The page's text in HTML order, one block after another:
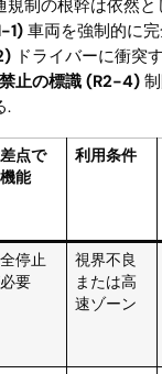
規制の根幹は依然
1) 車両を強制的に
ドライバーに衝突
止の標識 (R2-4)
.
点で
能
利用条件
停止
要
視界不良
または高
速ゾーン